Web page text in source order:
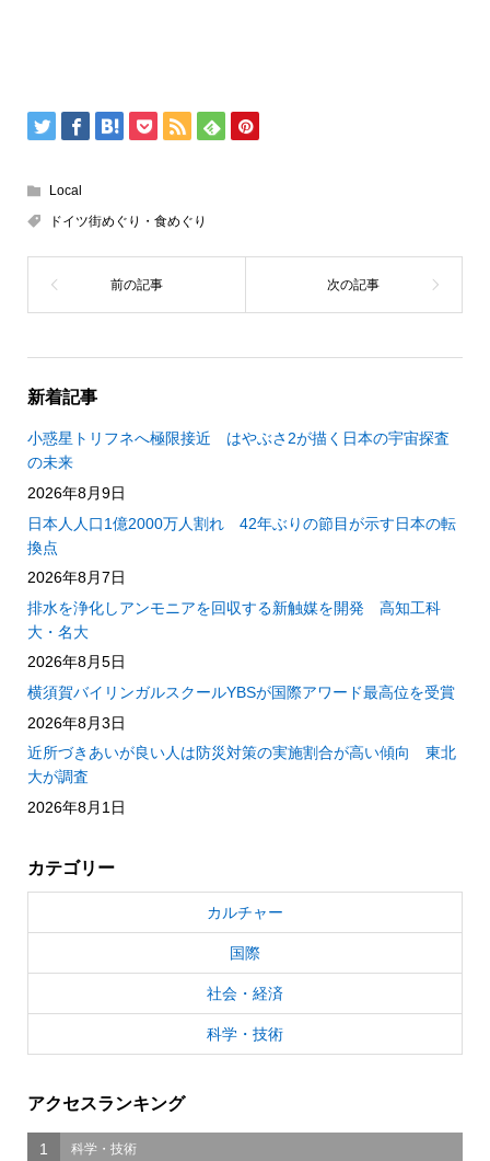
Local
ドイツ街めぐり・食めぐり
新着記事
小惑星トリフネへ極限接近 はやぶさ2が描く日本の宇宙探査
の未来
2026年8月9日
日本人人口1億2000万人割れ 42年ぶりの節目が示す日本の転
換点
2026年8月7日
排水を浄化しアンモニアを回収する新触媒を開発 高知工科
大・名大
2026年8月5日
横須賀バイリンガルスクールYBSが国際アワード最高位を受賞
2026年8月3日
近所づきあいが良い人は防災対策の実施割合が高い傾向 東北
大が調査
2026年8月1日
カテゴリー
カルチャー
国際
社会・経済
科学・技術
アクセスランキング
1 科学・技術